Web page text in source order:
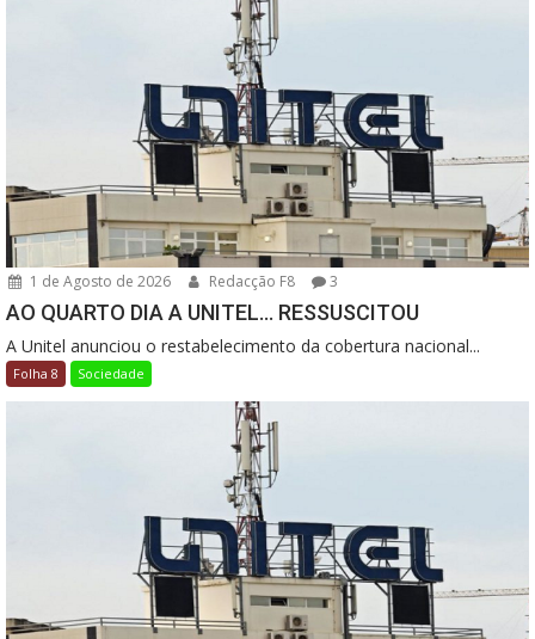
1 de Agosto de 2026 Redacção F8 3
AO QUARTO DIA A UNITEL… RESSUSCITOU
A Unitel anunciou o restabelecimento da cobertura nacional...
Folha 8 Sociedade